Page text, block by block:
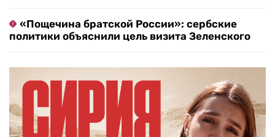
«Пощечина братской России»: сербские
политики объяснили цель визита Зеленского